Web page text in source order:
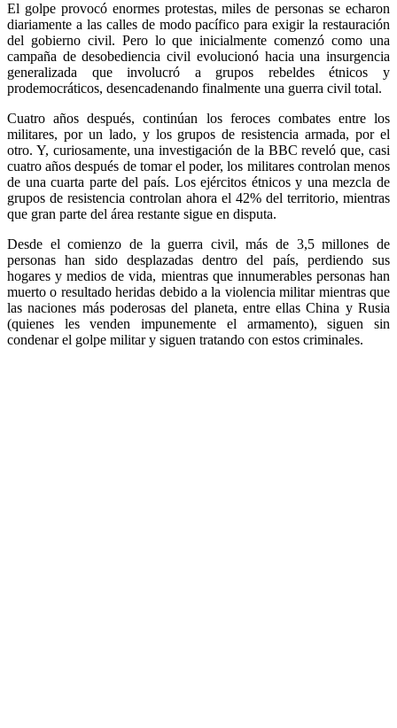
El golpe provocó enormes protestas, miles de personas se echaron
diariamente a las calles de modo pacífico para exigir la restauración
del gobierno civil. Pero lo que inicialmente comenzó como una
campaña de desobediencia civil evolucionó hacia una insurgencia
generalizada que involucró a grupos rebeldes étnicos y
prodemocráticos, desencadenando finalmente una guerra civil total.
Cuatro años después, continúan los feroces combates entre los
militares, por un lado, y los grupos de resistencia armada, por el
otro. Y, curiosamente, una investigación de la BBC reveló que, casi
cuatro años después de tomar el poder, los militares controlan menos
de una cuarta parte del país. Los ejércitos étnicos y una mezcla de
grupos de resistencia controlan ahora el 42% del territorio, mientras
que gran parte del área restante sigue en disputa.
Desde el comienzo de la guerra civil, más de 3,5 millones de
personas han sido desplazadas dentro del país, perdiendo sus
hogares y medios de vida, mientras que innumerables personas han
muerto o resultado heridas debido a la violencia militar mientras que
las naciones más poderosas del planeta, entre ellas China y Rusia
(quienes les venden impunemente el armamento), siguen sin
condenar el golpe militar y siguen tratando con estos criminales.